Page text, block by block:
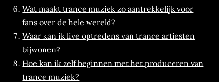
Wat maakt trance muziek zo aantrekkelijk voor
fans over de hele wereld?
Waar kan ik live optredens van trance artiesten
bijwonen?
Hoe kan ik zelf beginnen met het produceren van
trance muziek?